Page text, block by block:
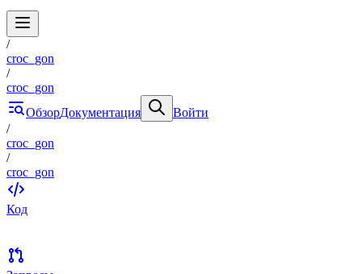
/
croc_gon
/
croc_gon
ОбзорДокументация
Войти
/
croc_gon
/
croc_gon
Код